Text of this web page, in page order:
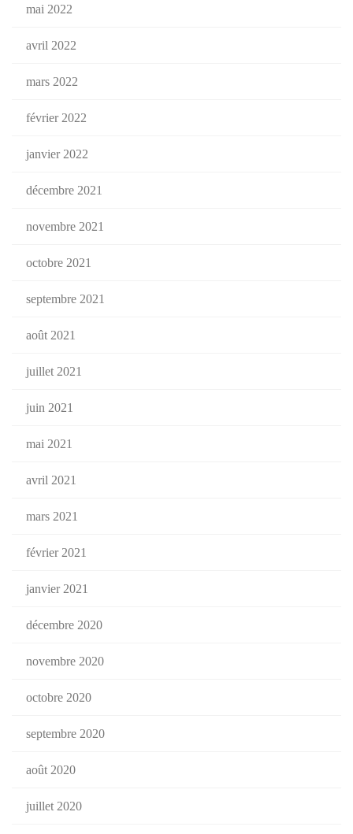
mai 2022
avril 2022
mars 2022
février 2022
janvier 2022
décembre 2021
novembre 2021
octobre 2021
septembre 2021
août 2021
juillet 2021
juin 2021
mai 2021
avril 2021
mars 2021
février 2021
janvier 2021
décembre 2020
novembre 2020
octobre 2020
septembre 2020
août 2020
juillet 2020